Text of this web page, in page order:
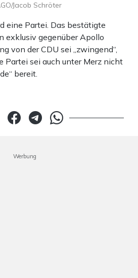
eine Partei. Das bestätigte
exklusiv gegenüber Apollo
von der CDU sei „zwingend“,
Partei sei auch unter Merz nicht
bereit.
Jacob Schröter
Werbung